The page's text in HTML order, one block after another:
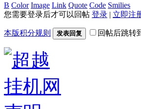
B Color Image Link Quote Code Smilies
您需要登录后才可以回帖 登录 | 立即注
本版积分规则 发表回复 回帖后跳转